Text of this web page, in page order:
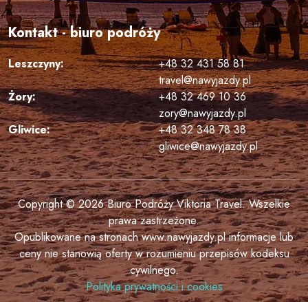
Kontakt - biuro podróży
Leszczyny:
+48 32 431 58 81
travel@nawyjazdy.pl
Żory:
+48 32 469 10 36
zory@nawyjazdy.pl
Gliwice:
+48 32 348 78 38
gliwice@nawyjazdy.pl
Copyright © 2026 Biuro Podróży Viktoria Travel. Wszelkie
prawa zastrzeżone.
Opublikowane na stronach www.nawyjazdy.pl informacje lub
ceny nie stanowią oferty w rozumieniu przepisów kodeksu
cywilnego.
Polityka prywatności i cookies